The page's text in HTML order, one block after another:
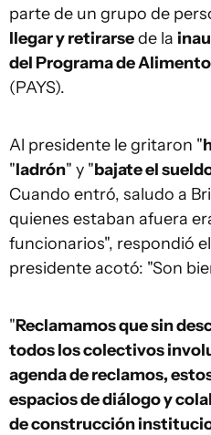
parte de un grupo de
llegar y retirarsede la
del Programa de
(PAYS).
Al presidente le gritaron "
"ladrón" y "bajate el
Cuando entró, saludo a
quienes estaban afuera
funcionarios", respondió
presidente acotó: "Son
"Reclamamos que sin
todos los colectivos
agenda de reclamos,
espacios de diálogo y
de construcción